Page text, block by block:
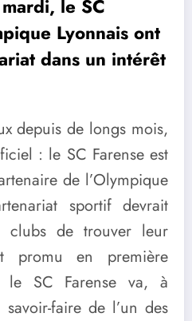
le SC
Lyonnais ont
dans un intérêt
depuis de longs mois,
: le SC Farense est
de l’Olympique
sportif devrait
clubs de trouver leur
promu en première
le SC Farense va, à
faire de l’un des